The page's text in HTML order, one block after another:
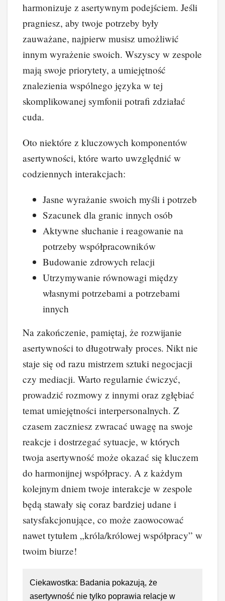
harmonizuje z asertywnym podejściem. Jeśli
pragniesz, aby twoje potrzeby były
zauważane, najpierw musisz umożliwić
innym wyrażenie swoich. Wszyscy w zespole
mają swoje priorytety, a umiejętność
znalezienia wspólnego języka w tej
skomplikowanej symfonii potrafi zdziałać
cuda.
Oto niektóre z kluczowych komponentów
asertywności, które warto uwzględnić w
codziennych interakcjach:
Jasne wyrażanie swoich myśli i potrzeb
Szacunek dla granic innych osób
Aktywne słuchanie i reagowanie na
potrzeby współpracowników
Budowanie zdrowych relacji
Utrzymywanie równowagi między
własnymi potrzebami a potrzebami
innych
Na zakończenie, pamiętaj, że rozwijanie
asertywności to długotrwały proces. Nikt nie
staje się od razu mistrzem sztuki negocjacji
czy mediacji. Warto regularnie ćwiczyć,
prowadzić rozmowy z innymi oraz zgłębiać
temat umiejętności interpersonalnych. Z
czasem zaczniesz zwracać uwagę na swoje
reakcje i dostrzegać sytuacje, w których
twoja asertywność może okazać się kluczem
do harmonijnej współpracy. A z każdym
kolejnym dniem twoje interakcje w zespole
będą stawały się coraz bardziej udane i
satysfakcjonujące, co może zaowocować
nawet tytułem „króla/królowej współpracy” w
twoim biurze!
Ciekawostka: Badania pokazują, że
asertywność nie tylko poprawia relacje w